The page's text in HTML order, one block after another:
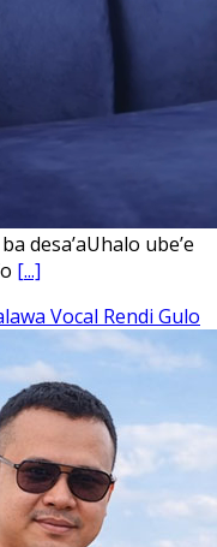
desa’aUhalo ube’e
[...]
Vocal Rendi Gulo